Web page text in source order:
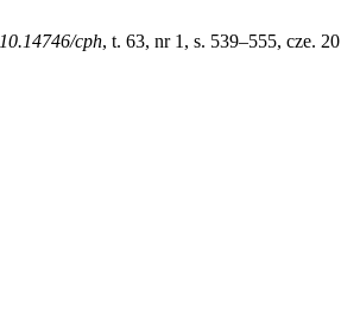
10.14746/cph, t. 63, nr 1, s. 539–555, cze.